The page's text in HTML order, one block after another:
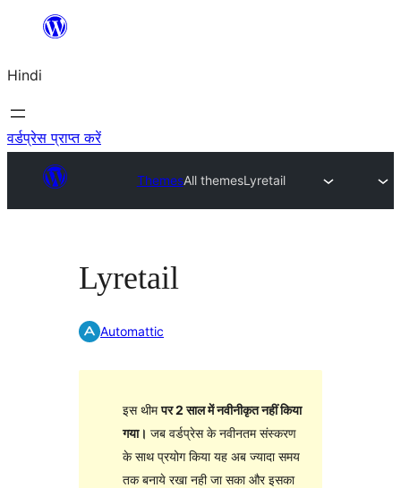
सामग्री
जाएं
Hindi
वर्डप्रेस प्राप्त करें
ThemesAll themesLyretail
Lyretail
Automattic
इस थीमपर 2 साल में नवीनीकृत नहीं किया
गया। जब वर्डप्रेस के नवीनतम संस्करण
के साथ प्रयोग किया यह अब ज्यादा समय
तक बनाये रखा नही जा सका और इसका